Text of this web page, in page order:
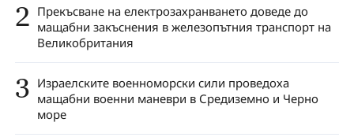
2 Прекъсване на електрозахранването доведе до
мащабни закъснения в железопътния транспорт на
Великобритания
3 Израелските военноморски сили проведоха
мащабни военни маневри в Средиземно и Черно
море